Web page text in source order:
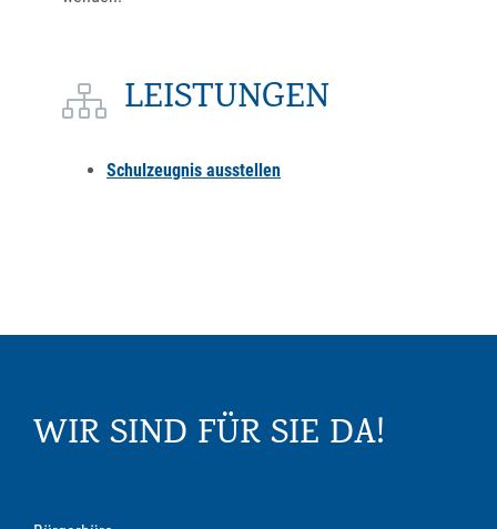
LEISTUNGEN
Schulzeugnis ausstellen
WIR SIND FÜR SIE DA!